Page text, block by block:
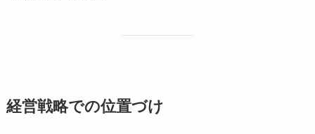
経営戦略での位置づけ